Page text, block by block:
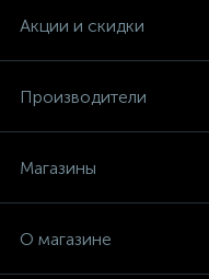
Акции и скидки
Производители
Магазины
О магазине